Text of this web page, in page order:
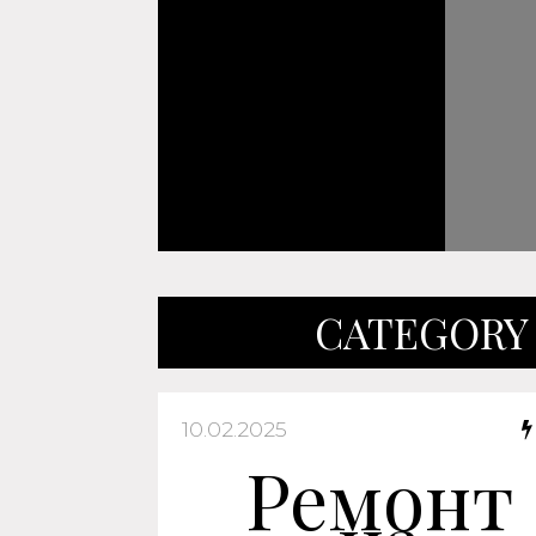
10.02.2025
Ремонт